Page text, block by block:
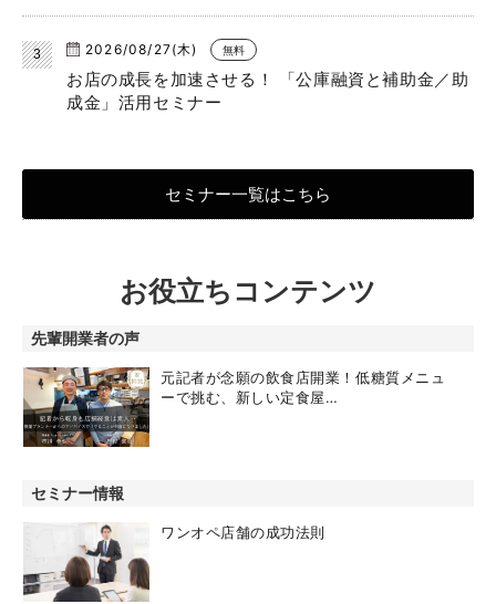
2026/08/27(木) 無料
お店の成長を加速させる！ 「公庫融資と補助金／助
成金」活用セミナー
セミナー一覧はこちら
お役立ちコンテンツ
先輩開業者の声
元記者が念願の飲食店開業！低糖質メニュ
ーで挑む、新しい定食屋…
セミナー情報
ワンオペ店舗の成功法則